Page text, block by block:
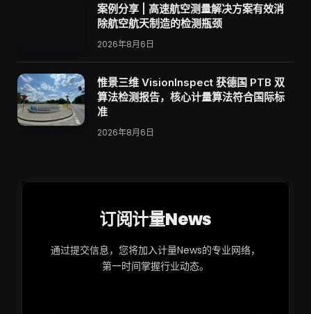
案例分享 | 高速航空测量解决方案有效消
除航空航天制造的检测瓶颈
2026年8月6日
惟景三维 VisionInspect 获德国 PTB 双
算法检测报告，核心计量算法符合国际标
准
2026年8月6日
订阅计量News
通过提交信息，您将加入计量News的专业网络，
第一时间掌握行业动态。